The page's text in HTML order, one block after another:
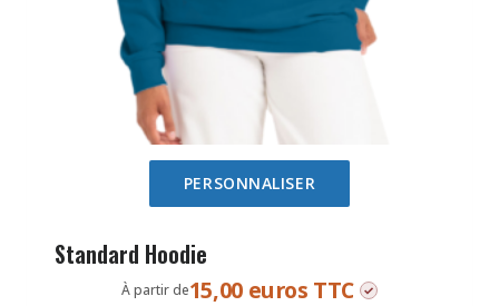
PERSONNALISER
Standard Hoodie
À partir de15,00 euros TTC